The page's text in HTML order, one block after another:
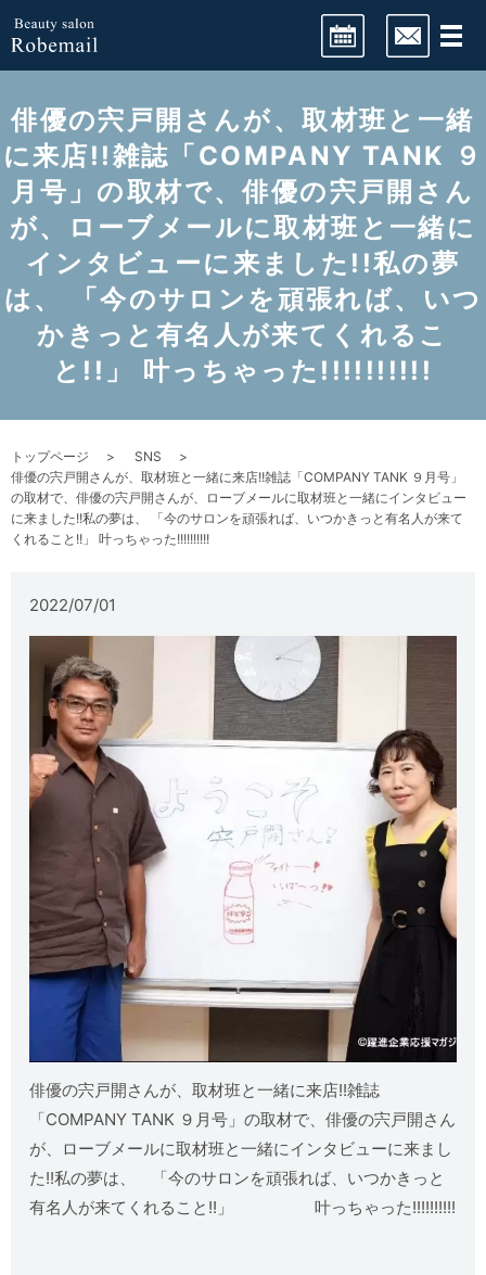
ネット予約
俳優の宍戸開さんが、取材班と一緒
に来店!!雑誌「COMPANY TANK ９
月号」の取材で、俳優の宍戸開さん
が、ローブメールに取材班と一緒に
インタビューに来ました!!私の夢
は、 「今のサロンを頑張れば、いつ
かきっと有名人が来てくれるこ
と!!」 叶っちゃった!!!!!!!!!!
トップページ
SNS
俳優の宍戸開さんが、取材班と一緒に来店!!雑誌「COMPANY TANK ９月号」
の取材で、俳優の宍戸開さんが、ローブメールに取材班と一緒にインタビュー
に来ました!!私の夢は、 「今のサロンを頑張れば、いつかきっと有名人が来て
くれること!!」 叶っちゃった!!!!!!!!!!
2022/07/01
俳優の宍戸開さんが、取材班と一緒に来店!!雑誌
「COMPANY TANK ９月号」の取材で、俳優の宍戸開さん
が、ローブメールに取材班と一緒にインタビューに来まし
た!!私の夢は、 「今のサロンを頑張れば、いつかきっと
有名人が来てくれること!!」 叶っちゃった!!!!!!!!!!